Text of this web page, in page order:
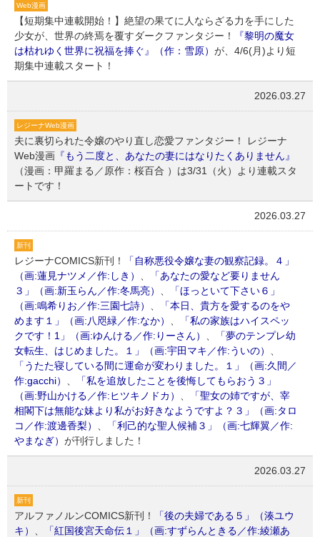
Web漫画
【短期集中連載開始！】絶望の果てに人ならざる力を手にした
少女が、世界の終焉を覆すダークファンタジー！
『黎明の魔女
は枯れゆく世界に祝福を捧ぐ』（作：雪原） が、4/6(月)より短
期集中連載スタート！
2026.03.27
レジーナWeb漫画
夫に裏切られた令嬢のやり直し恋愛ファンタジー！ レジーナ
Web漫画 『もう二度と、あなたの妻にはなりたくありません』
（漫画：甲羅まる／原作：桜百合 ）は3/31（火）より連載スタ
ートです！
2026.03.27
新刊
レジーナCOMICS新刊！
「自称悪役令嬢な妻の観察記録。４」
（画:蓮見ナツメ／作:しき）
「あなたの愛など要りません
３」（画:新玉らん／作:冬馬亮）
「ほっといて下さい６」
（画:鳴希りお／作:三園七詩）
「本日、貴方を愛するのをや
めます１」（画:八咫緑／作:なか）
「私の家族はハイスペッ
クです！1」（画:ゆんける／作:りーさん）
「夢のテンプレ幼
女転生、はじめました。１」（画:宇田マキ／作:ういの）
「うたた寝している間に運命が変わりました。１」（画:久間／
作:gacchi）
「私を追放したことを後悔してもらおう３」
（画:野山かける／作:ヒツキノドカ）
「聖女の姉ですが、宰
相閣下は無能な妹より私がお好きなようですよ？３」（画:タロ
コ／作:渡邊香梨）
「利己的な聖人候補３」（画:七輝翼／作:
やまなぎ） が刊行しました！
2026.03.27
新刊
アルファノルンCOMICS新刊！
「後の夫婦である５」（湊ユウ
キ）
「紅国後宮天命伝１」（画:すずらんときる／作:綾瀬あ